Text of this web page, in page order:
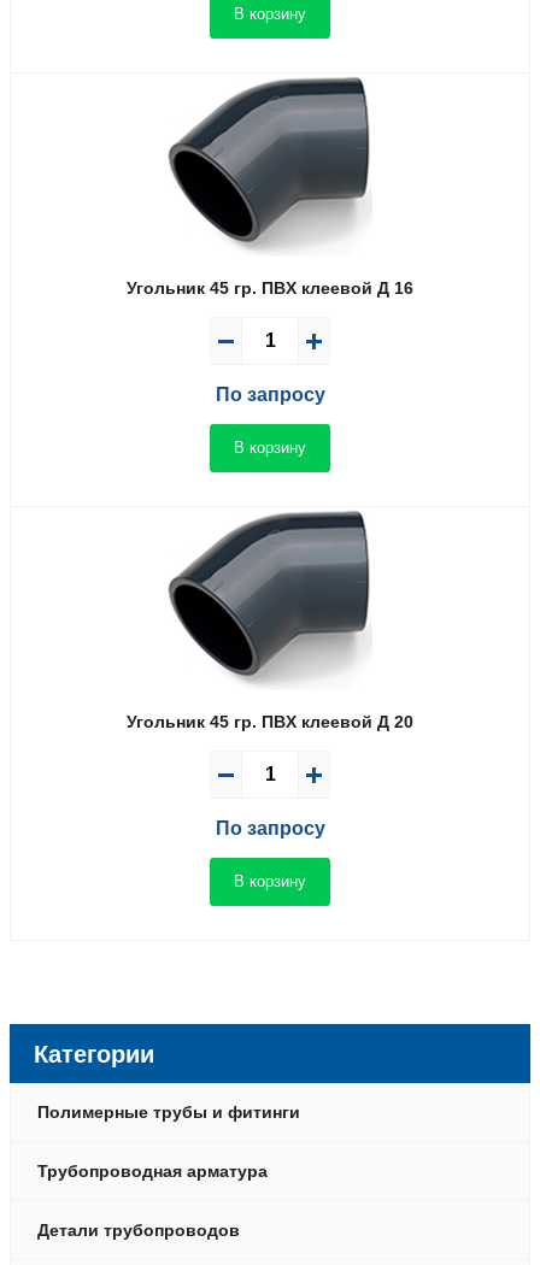
В корзину
Угольник 45 гр. ПВX клеевой Д 16
По запросу
В корзину
Угольник 45 гр. ПВX клеевой Д 20
По запросу
В корзину
Категории
Полимерные трубы и фитинги
Трубопроводная арматура
Детали трубопроводов